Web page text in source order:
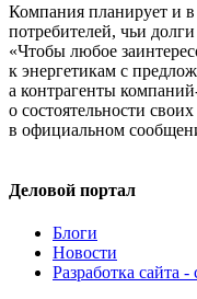
Компания планирует и
потребителей, чьи
«Чтобы любое
к энергетикам с
а контрагенты
о состоятельности
в официальном
Деловой портал
Блоги
Новости
Разработка сайта